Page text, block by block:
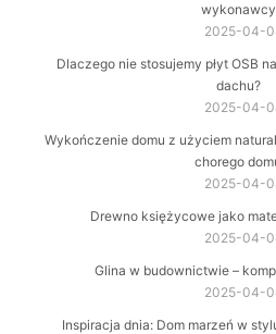
wykonawcy
2025-04-
Dlaczego nie stosujemy płyt OSB
dachu?
2025-04-
Wykończenie domu z użyciem
chorego
2025-04-
Drewno księżycowe jako
2025-04-
Glina w budownictwie –
2025-04-
Inspiracja dnia: Dom marzeń w